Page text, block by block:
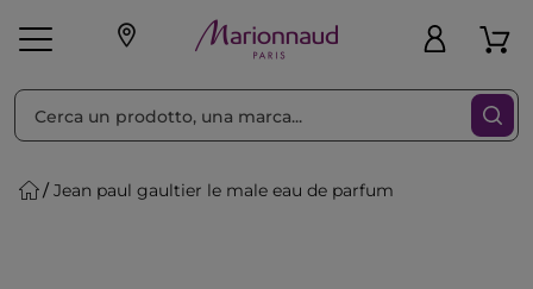
Make-up Profumi
Jean paul gaultier le male eau de parfum
Ordina per Filtra